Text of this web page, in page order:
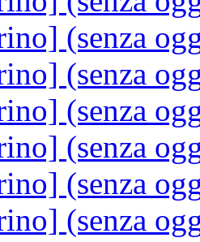
(senza
(senza
(senza
(senza
(senza
(senza